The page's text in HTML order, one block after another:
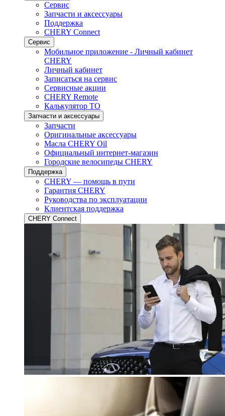
Сервис
Запчасти и аксессуары
Поддержка
CHERY Connect
Сервис
Мобильное приложение - Личный кабинет
CHERY
Личный кабинет
Записаться на сервис
Сервисные акции
CHERY Remote
Калькулятор ТО
Запчасти и аксессуары
Запчасти
Оригинальные аксессуары
Масла CHERY Oil
Официальный интернет-магазин
Городские велосипеды CHERY
Поддержка
CHERY — помощь в пути
Гарантия CHERY
Руководства по эксплуатации
Клиентская поддержка
CHERY Connect